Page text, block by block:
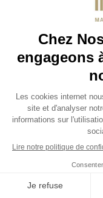
Je demande un
Secteurs
(5e, 6e, 7e,
Malakoff,
Je